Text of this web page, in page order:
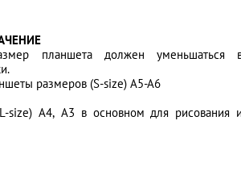
планшета должен уменьшаться
размеров (S-size) А5-А6
size) А4, А3 в основном для рисования